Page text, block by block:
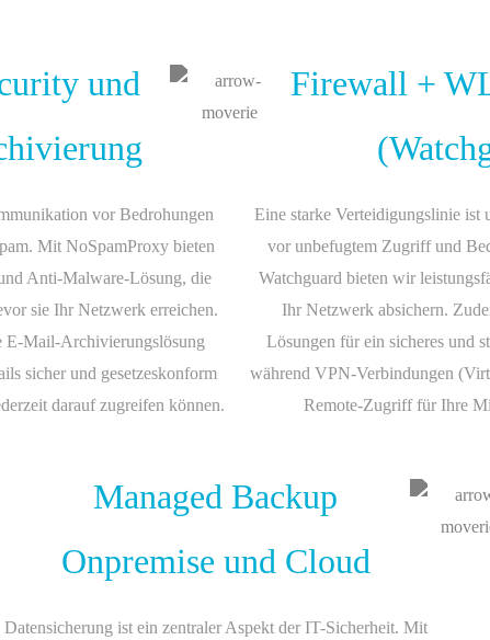
und
vor Bedrohungen
Mit NoSpamProxy bieten
Anti-Malware-Lösung, die
sie Ihr Netzwerk erreichen.
E-Mail-Archivierungslösung
sicher und gesetzeskonform
darauf zugreifen können.
Firewall +
Eine starke Verteidigungslinie ist
vor unbefugtem Zugriff und
Watchguard bieten wir
Ihr Netzwerk absichern.
Lösungen für ein sicheres und
während VPN-Verbindungen
Remote-Zugriff für Ihre
Managed Backup
Onpremise und Cloud
Datensicherung ist ein zentraler Aspekt der IT-Sicherheit. Mit